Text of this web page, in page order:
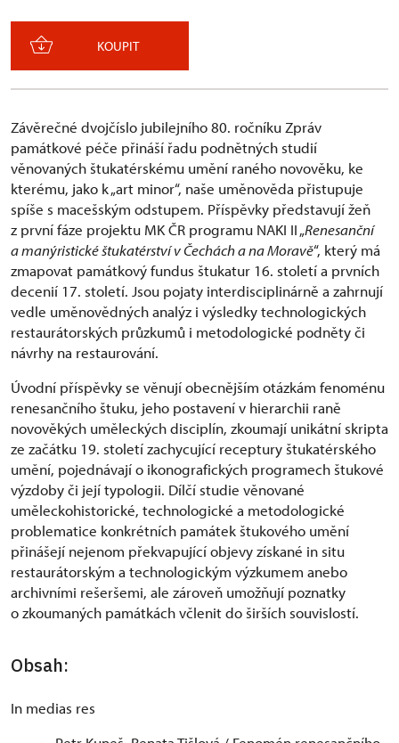
KOUPIT
Závěrečné dvojčíslo jubilejního 80. ročníku Zpráv
památkové péče přináší řadu podnětných studií
věnovaných štukatérskému umění raného novověku, ke
kterému, jako k „art minor“, naše uměnověda přistupuje
spíše s macešským odstupem. Příspěvky představují žeň
z první fáze projektu MK ČR programu NAKI II „Renesanční
a manýristické štukatérství v Čechách a na Moravě“, který má
zmapovat památkový fundus štukatur 16. století a prvních
decenií 17. století. Jsou pojaty interdisciplinárně a zahrnují
vedle uměnovědných analýz i výsledky technologických
restaurátorských průzkumů i metodologické podněty či
návrhy na restaurování.
Úvodní příspěvky se věnují obecnějším otázkám fenoménu
renesančního štuku, jeho postavení v hierarchii raně
novověkých uměleckých disciplín, zkoumají unikátní skripta
ze začátku 19. století zachycující receptury štukatérského
umění, pojednávají o ikonografických programech štukové
výzdoby či její typologii. Dílčí studie věnované
uměleckohistorické, technologické a metodologické
problematice konkrétních památek štukového umění
přinášejí nejenom překvapující objevy získané in situ
restaurátorským a technologickým výzkumem anebo
archivními rešeršemi, ale zároveň umožňují poznatky
o zkoumaných památkách včlenit do širších souvislostí.
Obsah:
In medias res